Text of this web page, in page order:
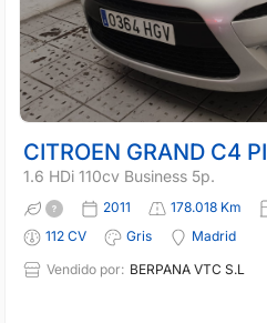
CITROEN GRAND C4
1.6 HDi 110cv Business 5p.
2011 178.018 Km
112 CV
Gris
Madrid
Vendido por: BERPANA VTC S.L